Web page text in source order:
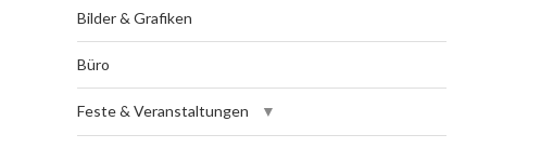
Bilder & Grafiken
Büro
Feste & Veranstaltungen